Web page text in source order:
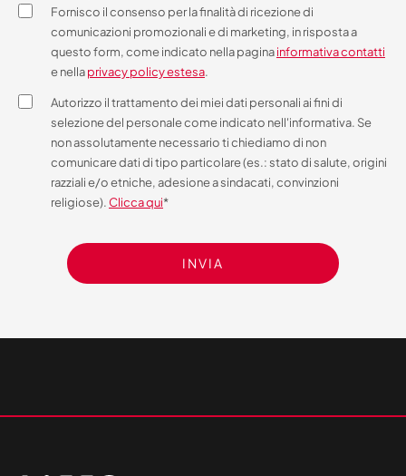
Fornisco il consenso per la finalità di ricezione di
comunicazioni promozionali e di marketing, in risposta a
questo form, come indicato nella paginainformativa contatti
e nellaprivacy policy estesa.
Autorizzo il trattamento dei miei dati personali ai fini di
selezione del personale come indicato nell'informativa. Se
non assolutamente necessario ti chiediamo di non
comunicare dati di tipo particolare (es.: stato di salute, origini
razziali e/o etniche, adesione a sindacati, convinzioni
religiose).Clicca qui*